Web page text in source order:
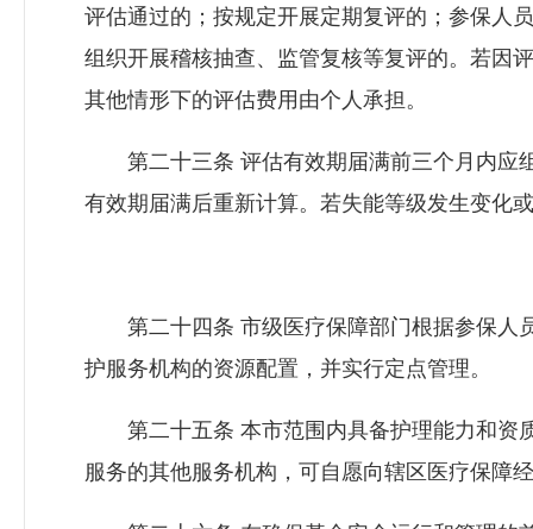
评估通过的；按规定开展定期复评的；参保人
组织开展稽核抽查、监管复核等复评的。若因
其他情形下的评估费用由个人承担。
第二十三条 评估有效期届满前三个月内应
有效期届满后重新计算。若失能等级发生变化
第二十四条 市级医疗保障部门根据参保人
护服务机构的资源配置，并实行定点管理。
第二十五条 本市范围内具备护理能力和资
服务的其他服务机构，可自愿向辖区医疗保障